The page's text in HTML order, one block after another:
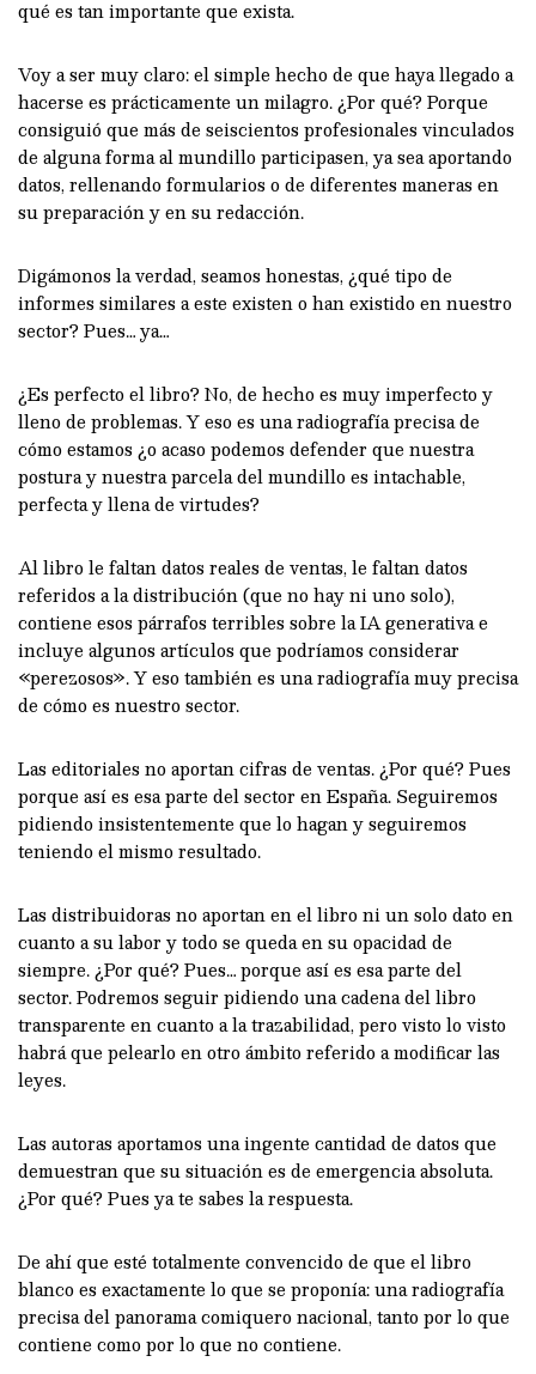
qué es tan importante que exista.
Voy a ser muy claro: el simple hecho de que haya llegado a
hacerse es prácticamente un milagro. ¿Por qué? Porque
consiguió que más de seiscientos profesionales vinculados
de alguna forma al mundillo participasen, ya sea aportando
datos, rellenando formularios o de diferentes maneras en
su preparación y en su redacción.
Digámonos la verdad, seamos honestas, ¿qué tipo de
informes similares a este existen o han existido en nuestro
sector? Pues… ya…
¿Es perfecto el libro? No, de hecho es muy imperfecto y
lleno de problemas. Y eso es una radiografía precisa de
cómo estamos ¿o acaso podemos defender que nuestra
postura y nuestra parcela del mundillo es intachable,
perfecta y llena de virtudes?
Al libro le faltan datos reales de ventas, le faltan datos
referidos a la distribución (que no hay ni uno solo),
contiene esos párrafos terribles sobre la IA generativa e
incluye algunos artículos que podríamos considerar
«perezosos». Y eso también es una radiografía muy precisa
de cómo es nuestro sector.
Las editoriales no aportan cifras de ventas. ¿Por qué? Pues
porque así es esa parte del sector en España. Seguiremos
pidiendo insistentemente que lo hagan y seguiremos
teniendo el mismo resultado.
Las distribuidoras no aportan en el libro ni un solo dato en
cuanto a su labor y todo se queda en su opacidad de
siempre. ¿Por qué? Pues… porque así es esa parte del
sector. Podremos seguir pidiendo una cadena del libro
transparente en cuanto a la trazabilidad, pero visto lo visto
habrá que pelearlo en otro ámbito referido a modificar las
leyes.
Las autoras aportamos una ingente cantidad de datos que
demuestran que su situación es de emergencia absoluta.
¿Por qué? Pues ya te sabes la respuesta.
De ahí que esté totalmente convencido de que el libro
blanco es exactamente lo que se proponía: una radiografía
precisa del panorama comiquero nacional, tanto por lo que
contiene como por lo que no contiene.